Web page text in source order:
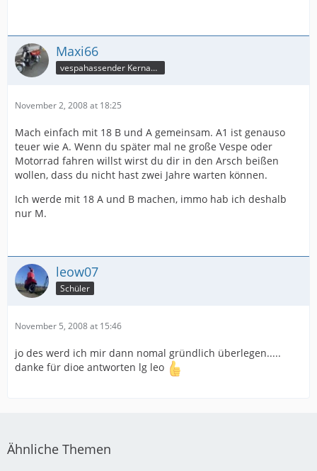
Maxi66
vespahassender Kernassi
November 2, 2008 at 18:25
Mach einfach mit 18 B und A gemeinsam. A1 ist genauso
teuer wie A. Wenn du später mal ne große Vespe oder
Motorrad fahren willst wirst du dir in den Arsch beißen
wollen, dass du nicht hast zwei Jahre warten können.
Ich werde mit 18 A und B machen, immo hab ich deshalb
nur M.
leow07
Schüler
November 5, 2008 at 15:46
jo des werd ich mir dann nomal gründlich überlegen.....
danke für dioe antworten lg leo
Ähnliche Themen